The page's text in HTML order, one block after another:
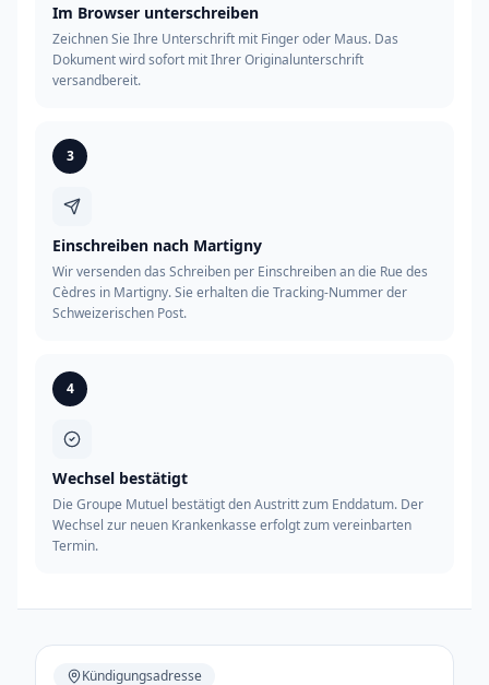
Im Browser unterschreiben
Zeichnen Sie Ihre Unterschrift mit Finger oder Maus. Das
Dokument wird sofort mit Ihrer Originalunterschrift
versandbereit.
3
Einschreiben nach Martigny
Wir versenden das Schreiben per Einschreiben an die Rue des
Cèdres in Martigny. Sie erhalten die Tracking-Nummer der
Schweizerischen Post.
4
Wechsel bestätigt
Die Groupe Mutuel bestätigt den Austritt zum Enddatum. Der
Wechsel zur neuen Krankenkasse erfolgt zum vereinbarten
Termin.
Kündigungsadresse